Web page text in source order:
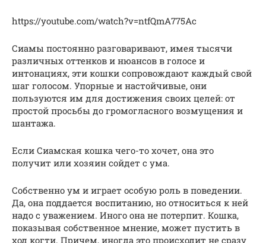
https://youtube.com/watch?v=ntfQmA775Ac
Сиамы постоянно разговаривают, имея тысячи
различных оттенков и нюансов в голосе и
интонациях, эти кошки сопровождают каждый свой
шаг голосом. Упорные и настойчивые, они
пользуются им для достижения своих целей: от
простой просьбы до громогласного возмущения и
шантажа.
Если Сиамская кошка чего-то хочет, она это
получит или хозяин сойдет с ума.
Собственно ум и играет особую роль в поведении.
Да, она поддается воспитанию, но относиться к ней
надо с уважением. Иного она не потерпит. Кошка,
показывая собственное мнение, может пустить в
ход когти. Причем, иногда это происходит не сразу